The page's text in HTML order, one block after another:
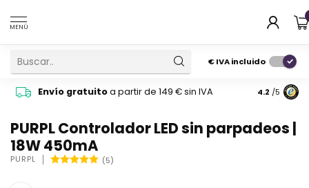
MENÚ
€IVA incluido
Envío gratuitoa partir de 149 € sin IVA Pide
4.2 /5
PURPL Controlador LED sin parpadeos |
18W 450mA
PURPL (5)